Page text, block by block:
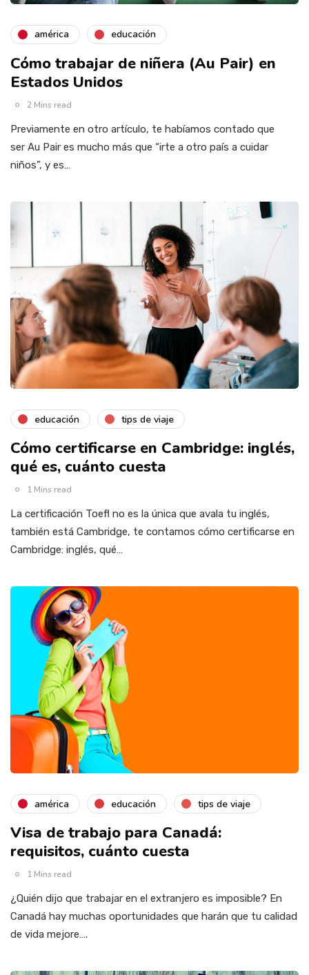
américa educación
Cómo trabajar de niñera (Au Pair) en
Estados Unidos
2 Mins read
Previamente en otro artículo, te habíamos contado que
ser Au Pair es mucho más que “irte a otro país a cuidar
niños”, y es…
educación tips de viaje
Cómo certificarse en Cambridge: inglés,
qué es, cuánto cuesta
1 Mins read
La certificación Toefl no es la única que avala tu inglés,
también está Cambridge, te contamos cómo certificarse en
Cambridge: inglés, qué…
américa educación tips de viaje
Visa de trabajo para Canadá:
requisitos, cuánto cuesta
1 Mins read
¿Quién dijo que trabajar en el extranjero es imposible? En
Canadá hay muchas oportunidades que harán que tu calidad
de vida mejore….